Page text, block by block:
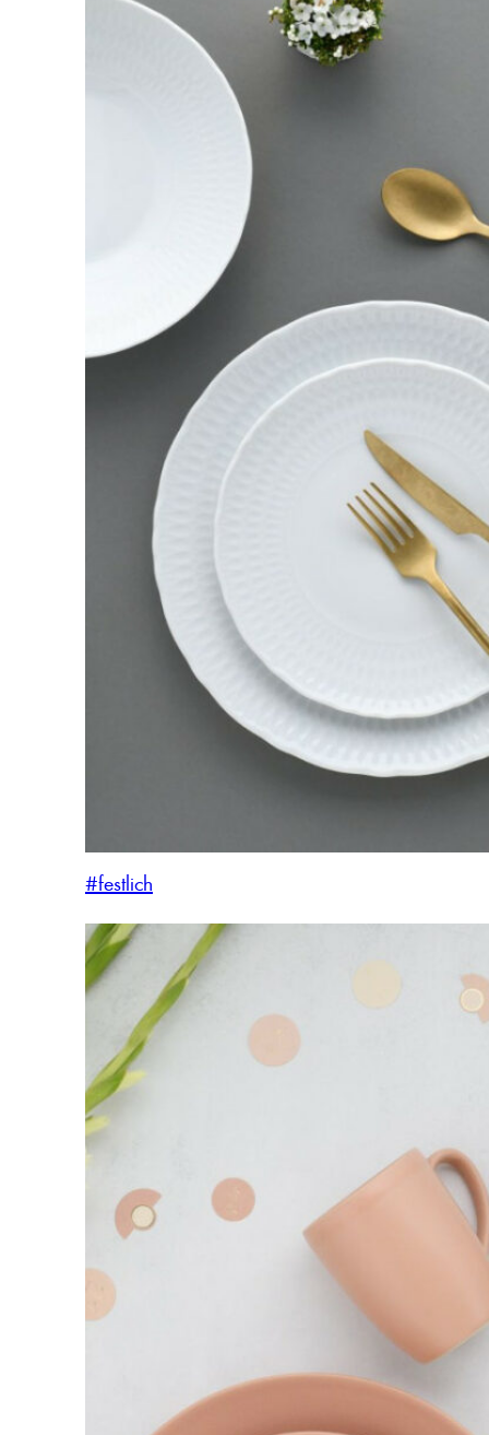
#festlich